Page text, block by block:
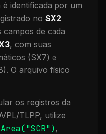
identificada por um
no SX2
campos de cada
, com suas
(SX7) e
O arquivo físico
os registros da
TLPP, utilize
SCR"),